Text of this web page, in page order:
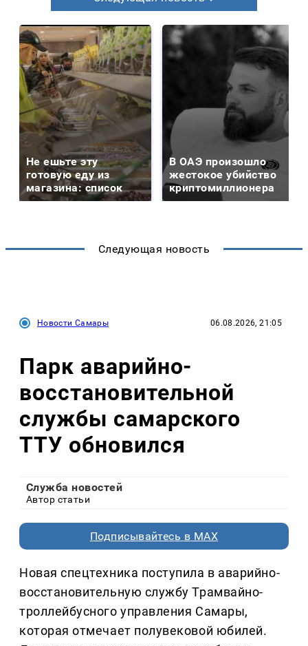
Не ешьте эту
готовую еду из
магазина: список
В ОАЭ произошло
жестокое убийство
криптомиллионера
Следующая новость
Новости Самары 06.08.2026, 21:05
Парк аварийно-
восстановительной
службы самарского
ТТУ обновился
Служба новостей
Автор статьи
Подписывайтесь в MAX
Новая спецтехника поступила в аварийно-
восстановительную службу Трамвайно-
троллейбусного управления Самары,
которая отмечает полувековой юбилей.